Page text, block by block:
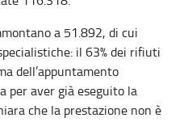
a 51.892, di cui
il 63% dei rifiuti
dell’appuntamento
per aver già eseguito la
che la prestazione non è